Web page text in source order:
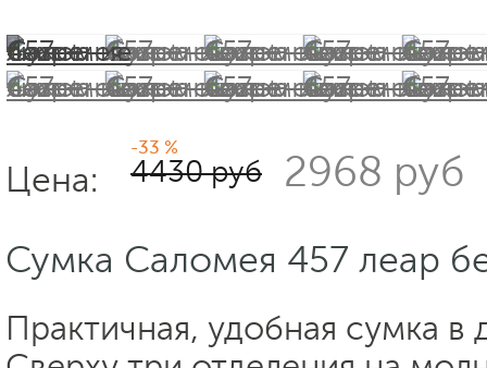
Цена:
-33 %
4430 руб 2968 руб
Сумка Саломея 457 леар
Практичная, удобная сумка в